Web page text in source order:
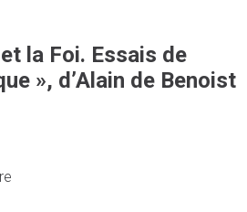
la Foi. Essais de
», d’Alain de Benoist